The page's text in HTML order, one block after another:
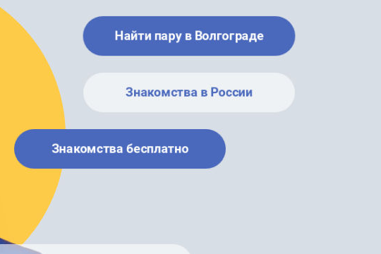
Найти пару в Волгограде
Знакомства в России
Знакомства бесплатно